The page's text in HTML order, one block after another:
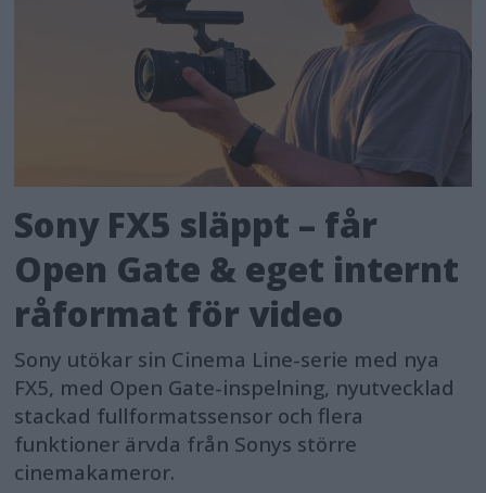
Sony FX5 släppt – får
Open Gate & eget internt
råformat för video
Sony utökar sin Cinema Line-serie med nya
FX5, med Open Gate-inspelning, nyutvecklad
stackad fullformatssensor och flera
funktioner ärvda från Sonys större
cinemakameror.